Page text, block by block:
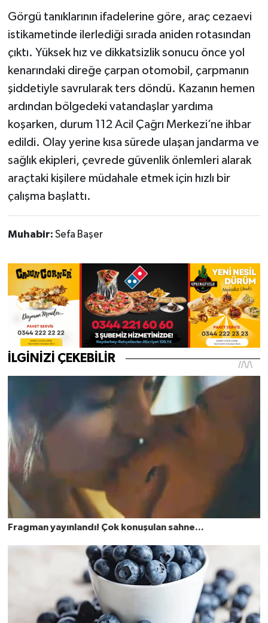
Görgü tanıklarının ifadelerine göre, araç cezaevi
istikametinde ilerlediği sırada aniden rotasından
çıktı. Yüksek hız ve dikkatsizlik sonucu önce yol
kenarındaki direğe çarpan otomobil, çarpmanın
şiddetiyle savrularak ters döndü. Kazanın hemen
ardından bölgedeki vatandaşlar yardıma
koşarken, durum 112 Acil Çağrı Merkezi’ne ihbar
edildi. Olay yerine kısa sürede ulaşan jandarma ve
sağlık ekipleri, çevrede güvenlik önlemleri alarak
araçtaki kişilere müdahale etmek için hızlı bir
çalışma başlattı.
Muhabir: Sefa Başer